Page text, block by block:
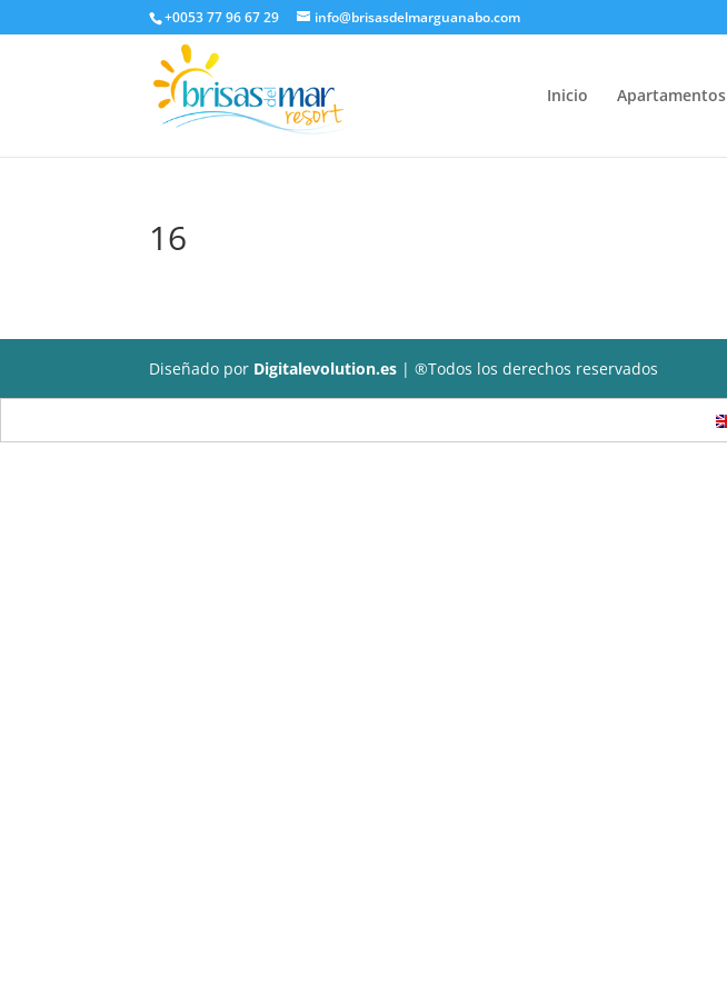
+0053 77 96 67 29 info@brisasdelmarguanabo.com
Inicio Apartamentos
16
Diseñado por Digitalevolution.es | ®Todos los derechos reservados